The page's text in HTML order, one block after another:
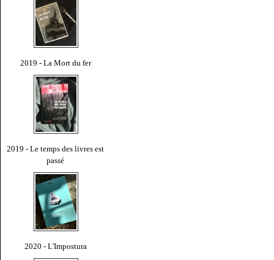
2019 - La Mort du fer
2019 - Le temps des livres est
passé
2020 - L'Impostura